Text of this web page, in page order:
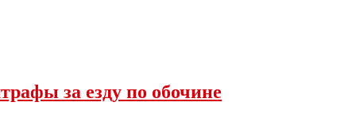
за езду по обочине